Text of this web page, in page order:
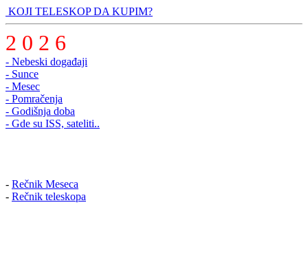
KOJI TELESKOP DA KUPIM?
2 0 2 6
- Nebeski događaji
- Sunce
- Mesec
- Pomračenja
- Godišnja doba
- Gde su ISS, sateliti..
- Rečnik Meseca
- Rečnik teleskopa